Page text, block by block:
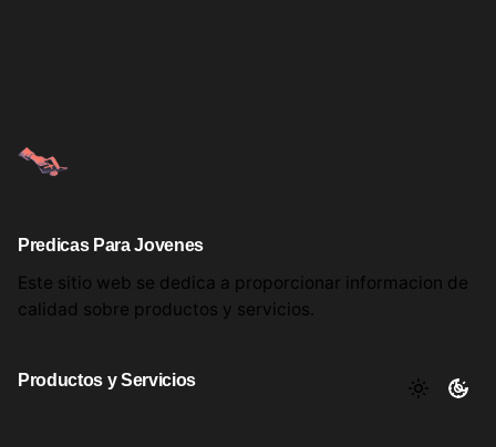
Predicas Para Jovenes
Este sitio web se dedica a proporcionar informacion de
calidad sobre productos y servicios.
Productos y Servicios